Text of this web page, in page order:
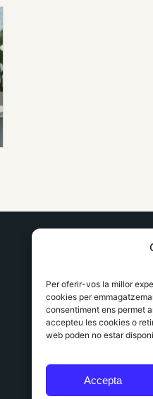
Per oferir-vos la millor
cookies per
consentiment ens permet
accepteu les cookies o
web poden no estar
Accepta